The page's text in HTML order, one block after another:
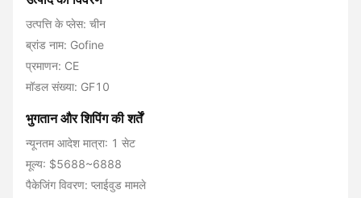
उत्पत्ति के प्लेस: चीन
ब्रांड नाम: Gofine
प्रमाणन: CE
मॉडल संख्या: GF10
भुगतान और शिपिंग की शर्तें
न्यूनतम आदेश मात्रा: 1 सेट
मूल्य: $5688~6888
पैकेजिंग विवरण: प्लाईवुड मामले